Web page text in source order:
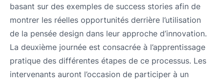
basant sur des exemples de success stories afin de
montrer les réelles opportunités derrière l’utilisation
de la pensée design dans leur approche d’innovation.
La deuxième journée est consacrée à l’apprentissage
pratique des différentes étapes de ce processus. Les
intervenants auront l’occasion de participer à un